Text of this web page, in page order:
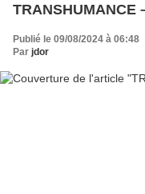
TRANSHUMANCE
Publié le 09/08/2024 à 06:48
Par jdor